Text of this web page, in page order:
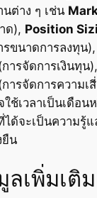
ต่าง ๆ เช่น
ด), Position
ขนาดการลงทุน),
การจัดการเงินทุน
การจัดการความเ
ช้เวลาเป็นเดือน
ด้จะเป็นความรู้แ
น
เพิ่มเติม